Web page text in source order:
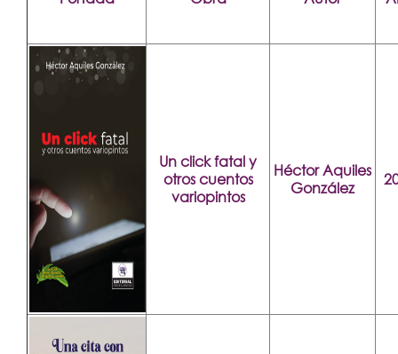
Un click fatal y
otros cuentos
variopintos
Héctor Aquiles
González